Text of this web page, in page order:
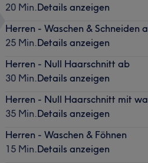
20 Min.Details anzeigen
Herren - Waschen & Schneiden
25 Min.Details anzeigen
Herren - Null Haarschnitt ab
30 Min.Details anzeigen
Herren - Null Haarschnitt mit
35 Min.Details anzeigen
Herren - Waschen & Föhnen
15 Min.Details anzeigen